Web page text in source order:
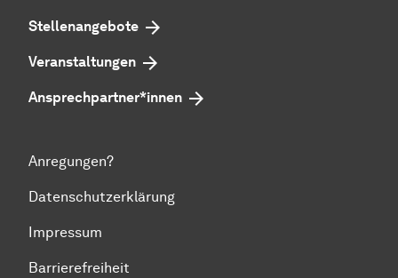
Stellenangebote
Veranstaltungen
Ansprechpartner*innen
Anregungen?
Datenschutzerklärung
Impressum
Barrierefreiheit